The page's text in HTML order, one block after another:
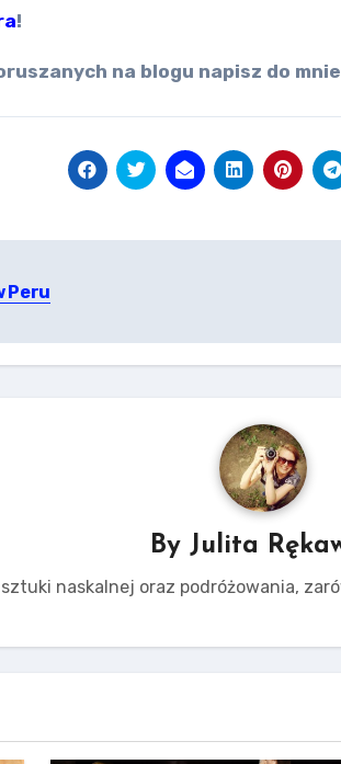
!
na blogu napisz do mnie
Peru
By Julita
naskalnej oraz podróżowania,